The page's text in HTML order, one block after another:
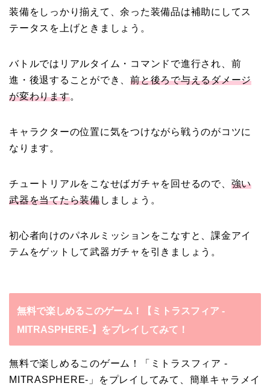
装備をしっかり揃えて、余った装備品は補助にしてス
テータスを上げときましょう。
バトルではリアルタイム・コマンドで進行され、前
進・後退することができ、前と後ろで与えるダメージ
が変わります。
キャラクターの位置に気をつけながら戦うのがコツに
なります。
チュートリアルをこなせばガチャを回せるので、 強い
武器を当てたら装備しましょう。
初心者向けのパネルミッションをこなすと、課金アイ
テムをゲットして武器ガチャを引きましょう。
無料で楽しめるこのゲーム！【ミトラスフィア -
MITRASPHERE-】をプレイしてみて！
無料で楽しめるこのゲーム！「ミトラスフィア -
MITRASPHERE-」をプレイしてみて、簡単キャラメイ